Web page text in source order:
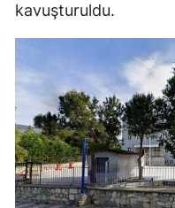
kavuşturuldu.